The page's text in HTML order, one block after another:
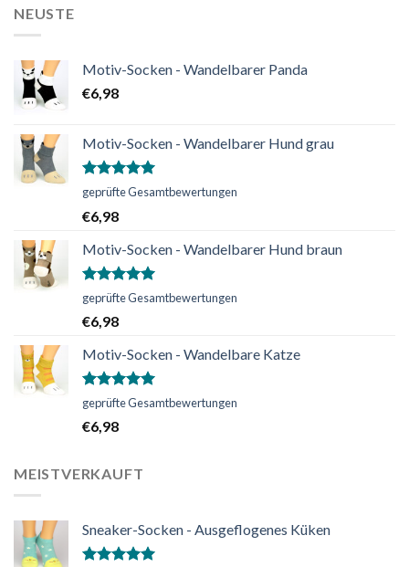
NEUSTE
Motiv-Socken - Wandelbarer Panda
€6,98
Motiv-Socken - Wandelbarer Hund grau
Bewertet
von 5
geprüfte Gesamtbewertungen
€6,98
Motiv-Socken - Wandelbarer Hund braun
Bewertet
mit
von 5
geprüfte Gesamtbewertungen
€6,98
Motiv-Socken - Wandelbare Katze
Bewertet
von 5
geprüfte Gesamtbewertungen
€6,98
MEISTVERKAUFT
Sneaker-Socken - Ausgeflogenes Küken